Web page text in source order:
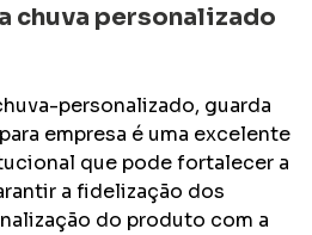
chuva personalizado
personalizado, guarda
empresa é uma excelente
que pode fortalecer a
a fidelização dos
do produto com a